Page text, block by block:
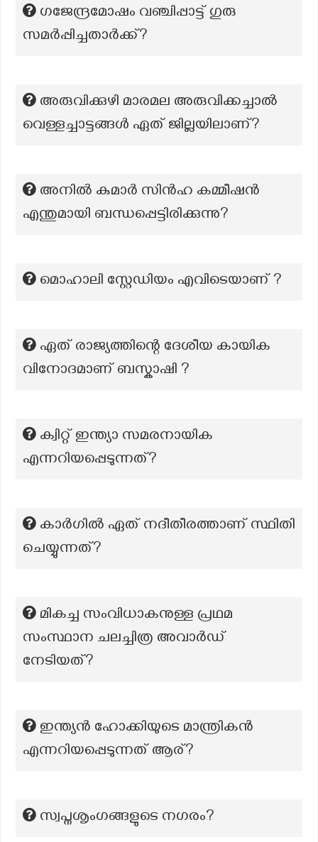
ഗജേന്ദ്രമോഷം വഞ്ചിപ്പാട്ട് ഗുരു
സമർപ്പിച്ചതാർക്ക്?
അരുവിക്കുഴി മാരമല അരുവിക്കച്ചാൽ
വെള്ളച്ചാട്ടങ്ങൾ ഏത് ജില്ലയിലാണ്?
അനിൽ കുമാർ സിൻഹ കമ്മീഷൻ
എന്തുമായി ബന്ധപ്പെട്ടിരിക്കുന്നു?
മൊഹാലി സ്റ്റേഡിയം എവിടെയാണ് ?
ഏത് രാജ്യത്തിന്റെ ദേശീയ കായിക
വിനോദമാണ് ബസ്കാഷി ?
ക്വിറ്റ് ഇന്ത്യാ സമരനായിക
എന്നറിയപ്പെടുന്നത്?
കാർഗിൽ ഏത് നദീതീരത്താണ് സ്ഥിതി
ചെയ്യുന്നത്?
മികച്ച സംവിധാകനുള്ള പ്രഥമ
സംസ്ഥാന ചലച്ചിത്ര അവാർഡ്
നേടിയത്?
ഇന്ത്യന്‍ ഹോക്കിയുടെ മാന്ത്രികന്‍
എന്നറിയപ്പെടുന്നത് ആര്?
സ്വപ്നശൃംഗങ്ങളുടെ നഗരം?